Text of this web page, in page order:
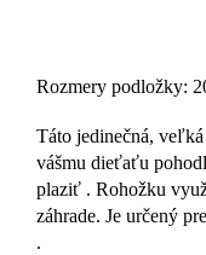
Rozmery podložky:
Táto jedinečná,
vášmu dieťaťu
plaziť . Rohožku
záhrade. Je určený
.